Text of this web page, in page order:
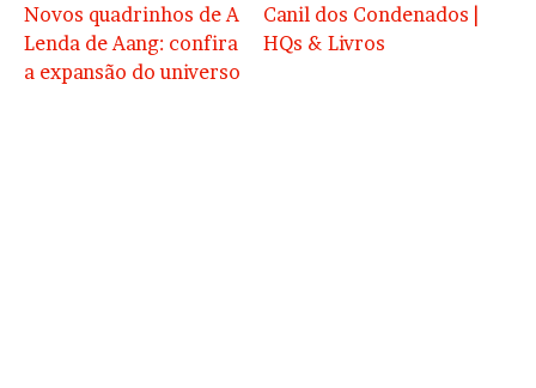
Novos quadrinhos de A
Lenda de Aang: confira
a expansão do universo
Canil dos Condenados |
HQs & Livros